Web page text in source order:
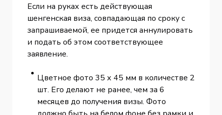
Если на руках есть действующая
шенгенская виза, совпадающая по сроку с
запрашиваемой, ее придется аннулировать
и подать об этом соответствующее
заявление.
Цветное фото 35 х 45 мм в количестве 2
шт. Его делают не ранее, чем за 6
месяцев до получения визы. Фото